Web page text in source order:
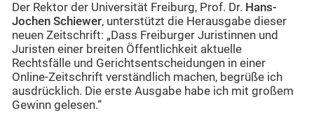
Der Rektor der Universität Freiburg, Prof. Dr. Hans-
Jochen Schiewer, unterstützt die Herausgabe dieser
neuen Zeitschrift: „Dass Freiburger Juristinnen und
Juristen einer breiten Öffentlichkeit aktuelle
Rechtsfälle und Gerichtsentscheidungen in einer
Online-Zeitschrift verständlich machen, begrüße ich
ausdrücklich. Die erste Ausgabe habe ich mit großem
Gewinn gelesen.“